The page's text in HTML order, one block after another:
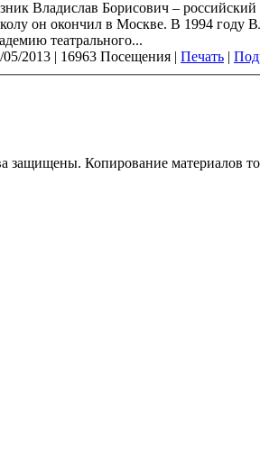
Владислав Борисович –
в Москве. В 1994 году Владислав Резник окончил Санкт-Петербургскую государственную
театрального...
05/2013 | 16963 Посещения | Печать |
защищены. Копирование материалов